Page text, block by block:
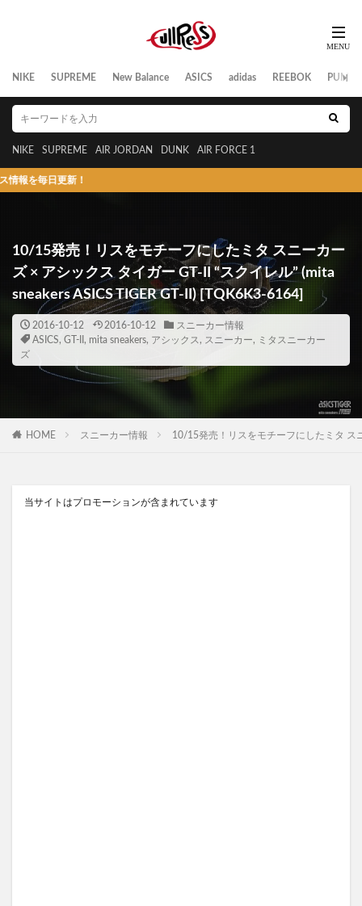
NIKE SUPREME New Balance ASICS adidas REEBOK PUMA
NIKE SUPREME AIR JORDAN DUNK AIR FORCE 1
新！
10/15発売！リスをモチーフにしたミタ スニーカー
ズ × アシックス タイガー GT-II “スクイレル” (mita
sneakers ASICS TIGER GT-II) [TQK6K3-6164]
2016-10-12 2016-10-12
スニーカー情報
ASICS, GT-II , mita sneakers, アシックス , スニーカー, ミタスニーカー
ズ
HOME スニーカー情報 10/15発売！リスをモチーフにしたミタ ス
当サイトはプロモーションが含まれています